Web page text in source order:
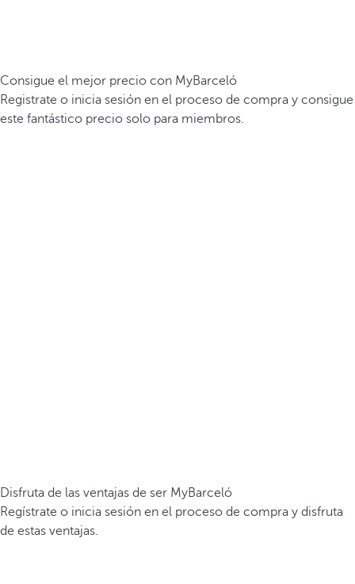
Consigue el mejor precio con MyBarceló
Registrate o inicia sesión en el proceso de compra y consigue
este fantástico precio solo para miembros.
Disfruta de las ventajas de ser MyBarceló
Regístrate o inicia sesión en el proceso de compra y disfruta
de estas ventajas.